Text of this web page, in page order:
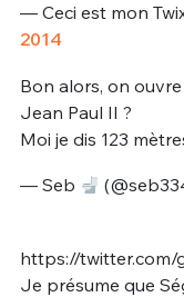
— Ceci est mon
2014
Bon alors, on
Jean Paul II ?
Moi je dis 123
— Seb
https://
Je présume que